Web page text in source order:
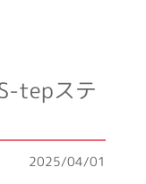
tepステ
2025/04/01